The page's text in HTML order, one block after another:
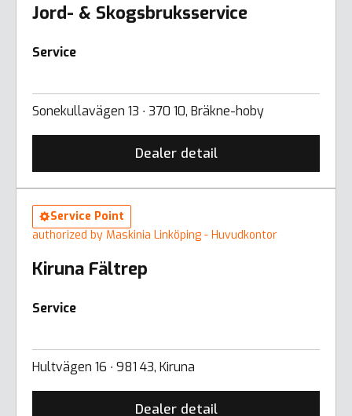
Jord- & Skogsbruksservice
Service
Sonekullavägen 13 ∙ 370 10, Bräkne-hoby
Dealer detail
Service Point
authorized by Maskinia Linköping - Huvudkontor
Kiruna Fältrep
Service
Hultvägen 16 ∙ 981 43, Kiruna
Dealer detail